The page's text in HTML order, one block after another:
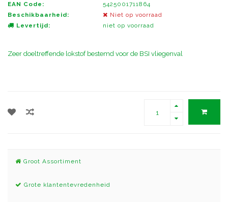
EAN Code:
5425001711864
Beschikbaarheid:
Niet op voorraad
Levertijd:
niet op voorraad
Zeer doeltreffende lokstof bestemd voor de BSI vliegenval
Groot Assortiment
Grote klantentevredenheid